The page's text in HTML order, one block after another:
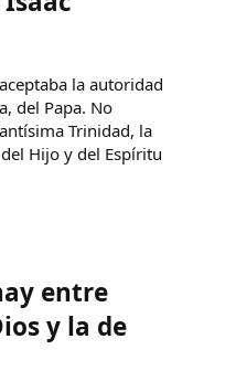
la autoridad
del Papa. No
Trinidad, la
Hijo y del Espíritu
entre
y la de